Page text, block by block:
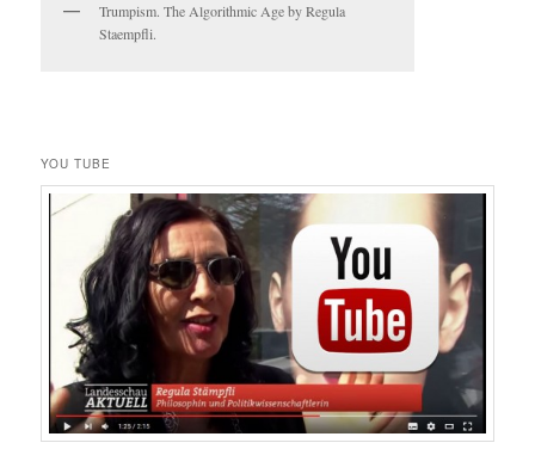
Trumpism. The Algorithmic Age by Regula
Staempfli.
YOU TUBE